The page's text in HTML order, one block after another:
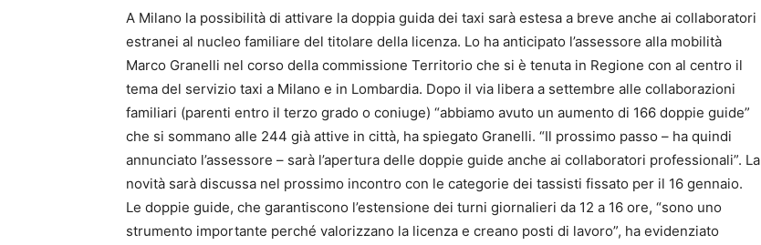
A Milano la possibilità di attivare la doppia guida dei taxi sarà estesa a breve anche ai collaboratori
estranei al nucleo familiare del titolare della licenza. Lo ha anticipato l’assessore alla mobilità
Marco Granelli nel corso della commissione Territorio che si è tenuta in Regione con al centro il
tema del servizio taxi a Milano e in Lombardia. Dopo il via libera a settembre alle collaborazioni
familiari (parenti entro il terzo grado o coniuge) “abbiamo avuto un aumento di 166 doppie guide”
che si sommano alle 244 già attive in città, ha spiegato Granelli. “Il prossimo passo – ha quindi
annunciato l’assessore – sarà l’apertura delle doppie guide anche ai collaboratori professionali”. La
novità sarà discussa nel prossimo incontro con le categorie dei tassisti fissato per il 16 gennaio.
Le doppie guide, che garantiscono l’estensione dei turni giornalieri da 12 a 16 ore, “sono uno
strumento importante perché valorizzano la licenza e creano posti di lavoro”, ha evidenziato